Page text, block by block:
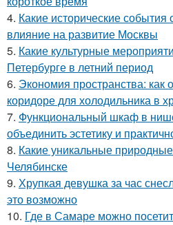
4. Какие исторические
влияние на развитие Москвы
5. Какие культурные
Петербурге в летний период
6. Экономия пространства: как
коридоре для холодильника в
7. Функциональный шкаф в
объединить эстетику и
8. Какие уникальные
Челябинске
9. Хрупкая девушка за час
это возможно
10. Где в Самаре можно